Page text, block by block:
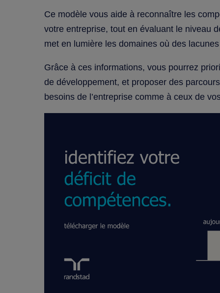
Ce modèle vous aide à reconnaître les
votre entreprise, tout en évaluant le niveau
met en lumière les domaines où des
Grâce à ces informations, vous pourrez
de développement, et proposer des
besoins de l’entreprise comme à ceux de